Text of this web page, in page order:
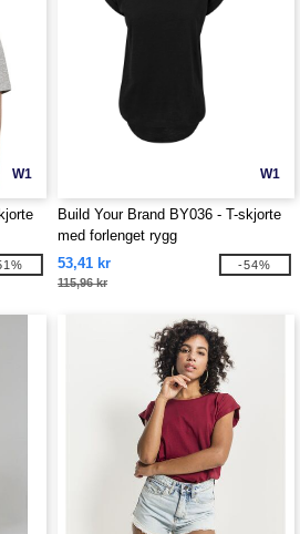
W1 W1
Build Your Brand BY036 - T-skjorte
med forlenget rygg
53,41 kr
115,96 kr
-54%